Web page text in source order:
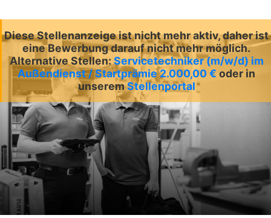
Diese Stellenanzeige ist nicht mehr aktiv, daher ist
eine Bewerbung darauf nicht mehr möglich.
Alternative Stellen: Servicetechniker (m/w/d) im
Außendienst / Startprämie 2.000,00 € oder in
unseremStellenportal